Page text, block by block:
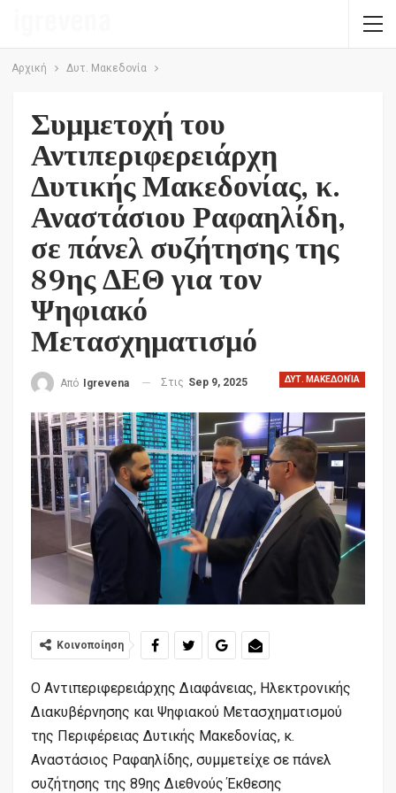
Αρχική Δυτ. Μακεδονία
Συμμετοχή του
Αντιπεριφερειάρχη
Δυτικής Μακεδονίας, κ.
Αναστάσιου Ραφαηλίδη,
σε πάνελ συζήτησης της
89ης ΔΕΘ για τον
Ψηφιακό
Μετασχηματισμό
ΔΥΤ. ΜΑΚΕΔΟΝΊΑ
Από Igrevena Στις Sep 9, 2025
Κοινοποίηση
Ο Αντιπεριφερειάρχης Διαφάνειας, Ηλεκτρονικής
Διακυβέρνησης και Ψηφιακού Μετασχηματισμού
της Περιφέρειας Δυτικής Μακεδονίας, κ.
Αναστάσιος Ραφαηλίδης, συμμετείχε σε πάνελ
συζήτησης της 89ης Διεθνούς Έκθεσης